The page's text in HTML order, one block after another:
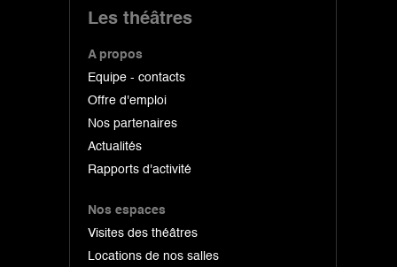
Les théâtres
A propos
Equipe - contacts
Offre d'emploi
Nos partenaires
Actualités
Rapports d'activité
Nos espaces
Visites des théâtres
Locations de nos salles